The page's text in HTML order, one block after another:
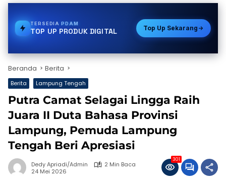
TERSEDIAPULSA
TOP UP PRODUK DIGITAL Top Up Sekarang
Beranda Berita
Berita Lampung Tengah
Putra Camat Selagai Lingga Raih
Juara II Duta Bahasa Provinsi
Lampung, Pemuda Lampung
Tengah Beri Apresiasi
Dedy Apriadi/Admin
2 Min Baca
24 Mei 2026
301